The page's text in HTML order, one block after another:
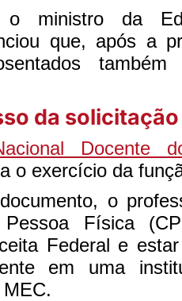
o ministro da
que, após a
da solicitação
Docente
o exercício da
o
Física
Federal e
em uma